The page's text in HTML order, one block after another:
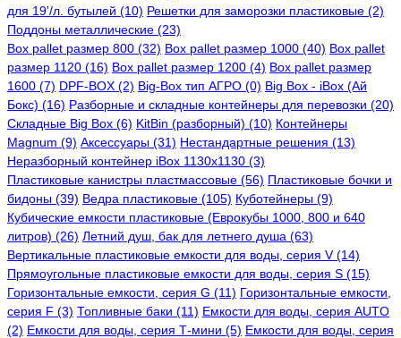
для 19'/л. бутылей (10) Решетки для заморозки пластиковые (2)
Поддоны металлические (23)
Box pallet размер 800 (32) Box pallet размер 1000 (40) Box pallet
размер 1120 (16) Box pallet размер 1200 (4) Box pallet размер
1600 (7) DPF-BOX (2) Big-Box тип АГРО (0) Big Box - iBox (Ай
Бокс) (16) Разборные и складные контейнеры для перевозки (20)
Складные Big Box (6) KitBin (разборный) (10) Контейнеры
Magnum (9) Аксессуары (31) Нестандартные решения (13)
Неразборный контейнер iBox 1130x1130 (3)
Пластиковые канистры пластмассовые (56) Пластиковые бочки и
бидоны (39) Ведра пластиковые (105) Куботейнеры (9)
Кубические емкости пластиковые (Еврокубы 1000, 800 и 640
литров) (26) Летний душ, бак для летнего душа (63)
Вертикальные пластиковые емкости для воды, серия V (14)
Прямоугольные пластиковые емкости для воды, серия S (15)
Горизонтальные емкости, серия G (11) Горизонтальные емкости,
серия F (3) Топливные баки (11) Емкости для воды, серия AUTO
(2) Емкости для воды, серия Т-мини (5) Емкости для воды, серия